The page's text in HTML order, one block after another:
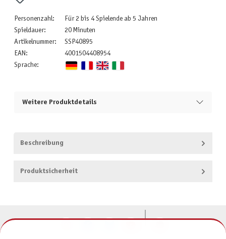
Personenzahl:
Für 2 bis 4 Spielende ab 5 Jahren
Spieldauer:
20 Minuten
Artikelnummer:
SSP40895
EAN:
4001504408954
Sprache:
Weitere Produktdetails
Beschreibung
Produktsicherheit